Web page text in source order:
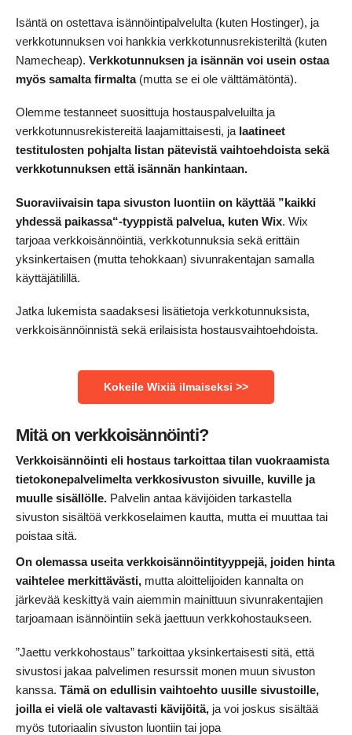
Isäntä on ostettava isännöintipalvelulta (kuten Hostinger), ja
verkkotunnuksen voi hankkia verkkotunnusrekisteriltä (kuten
Namecheap). Verkkotunnuksen ja isännän voi usein ostaa
myös samalta firmalta (mutta se ei ole välttämätöntä).
Olemme testanneet suosittuja hostauspalveluilta ja
verkkotunnusrekistereitä laajamittaisesti, ja laatineet
testitulosten pohjalta listan pätevistä vaihtoehdoista sekä
verkkotunnuksen että isännän hankintaan.
Suoraviivaisin tapa sivuston luontiin on käyttää ”kaikki
yhdessä paikassa“-tyyppistä palvelua, kuten Wix. Wix
tarjoaa verkkoisännöintiä, verkkotunnuksia sekä erittäin
yksinkertaisen (mutta tehokkaan) sivunrakentajan samalla
käyttäjätilillä.
Jatka lukemista saadaksesi lisätietoja verkkotunnuksista,
verkkoisännöinnistä sekä erilaisista hostausvaihtoehdoista.
Kokeile Wixiä ilmaiseksi >>
Mitä on verkkoisännöinti?
Verkkoisännöinti eli hostaus tarkoittaa tilan vuokraamista
tietokonepalvelimelta verkkosivuston sivuille, kuville ja
muulle sisällölle. Palvelin antaa kävijöiden tarkastella
sivuston sisältöä verkkoselaimen kautta, mutta ei muuttaa tai
poistaa sitä.
On olemassa useita verkkoisännöintityyppejä, joiden hinta
vaihtelee merkittävästi, mutta aloittelijoiden kannalta on
järkevää keskittyä vain aiemmin mainittuun sivunrakentajien
tarjoamaan isännöintiin sekä jaettuun verkkohostaukseen.
”Jaettu verkkohostaus” tarkoittaa yksinkertaisesti sitä, että
sivustosi jakaa palvelimen resurssit monen muun sivuston
kanssa. Tämä on edullisin vaihtoehto uusille sivustoille,
joilla ei vielä ole valtavasti kävijöitä, ja voi joskus sisältää
myös tutoriaalin sivuston luontiin tai jopa